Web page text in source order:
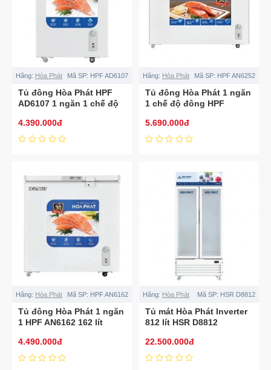
Hãng: Hòa Phát Mã SP: HPF AD6107
Tủ đông Hòa Phát HPF
AD6107 1 ngăn 1 chế độ
4.390.000đ
Hãng: Hòa Phát Mã SP: HPF AN6252
Tủ đông Hòa Phát 1 ngăn
1 chế độ đông HPF
5.690.000đ
Hãng: Hòa Phát Mã SP: HPF AN6162
Tủ đông Hòa Phát 1 ngăn
1 HPF AN6162 162 lít
4.490.000đ
Hãng: Hòa Phát Mã SP: HSR D8812
Tủ mát Hòa Phát Inverter
812 lít HSR D8812
22.500.000đ